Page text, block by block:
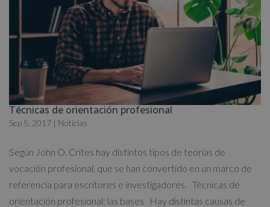
Técnicas de orientación profesional
Sep 5, 2017 | Noticias
Según John O. Crites hay distintos tipos de teorías de
vocación profesional, que se han convertido en un marco de
referencia para escritores e investigadores. Técnicas de
orientación profesional: las bases Hay distintas causas de